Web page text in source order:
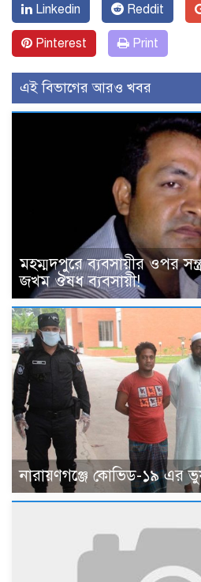
Linkedin Reddit
Pinterest Print
এই বিভাগের আরও খবর
মহম্মদপুরে ব্যবসায়ীর ওপর
জখম ঔষধ ব্যবসায়ী!
নারায়ণগঞ্জে কোভিড-১৯ এর